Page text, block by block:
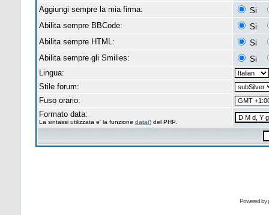
Aggiungi sempre la mia firma:
Si
Abilita sempre BBCode:
Si
Abilita sempre HTML:
Si
Abilita sempre gli Smilies:
Si
Lingua:
Stile forum:
Fuso orario:
Formato data:
La sintassi utilizzata e' la funzione data()del PHP.
Powered by